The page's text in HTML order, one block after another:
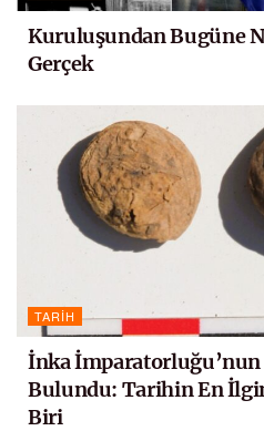
Kuruluşundan Bugüne
Gerçek
TARIH
İnka İmparatorluğu’nun
Bulundu: Tarihin En
Biri